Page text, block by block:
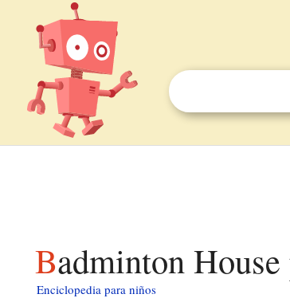
Badminton
Enciclopedia para niños